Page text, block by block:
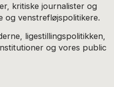
kritiske journalister og
og venstrefløjspolitikere.
ligestillingspolitikken,
og vores public